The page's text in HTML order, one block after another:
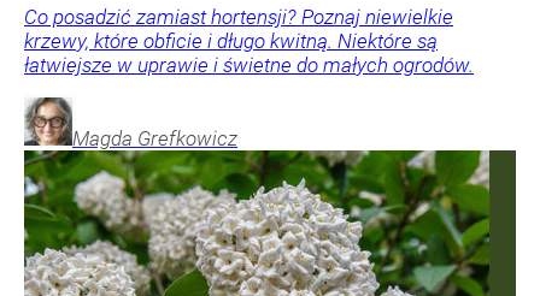
Co posadzić zamiast hortensji? Poznaj niewielkie
krzewy, które obficie i długo kwitną. Niektóre są
łatwiejsze w uprawie i świetne do małych ogrodów.
Magda Grefkowicz